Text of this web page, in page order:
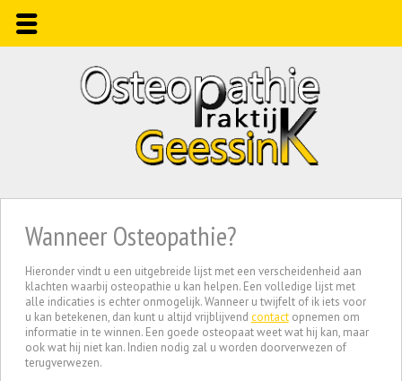
Wanneer Osteopathie?
Hieronder vindt u een uitgebreide lijst met een verscheidenheid aan
klachten waarbij osteopathie u kan helpen. Een volledige lijst met
alle indicaties is echter onmogelijk. Wanneer u twijfelt of ik iets voor
u kan betekenen, dan kunt u altijd vrijblijvend contactopnemen om
informatie in te winnen. Een goede osteopaat weet wat hij kan, maar
ook wat hij niet kan. Indien nodig zal u worden doorverwezen of
terugverwezen.